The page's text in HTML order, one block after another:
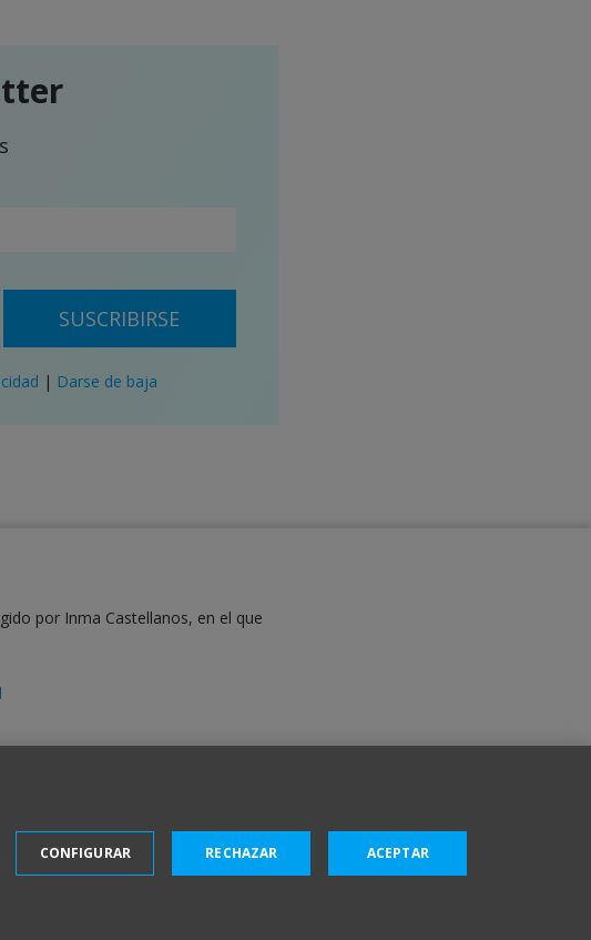
SUSCRIBIRSE
| Darse de baja
por Inma Castellanos, en el que
CONFIGURAR RECHAZAR ACEPTAR